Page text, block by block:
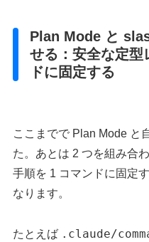
Plan Mode と
せる：安全な定型
ドに固定する
ここまでで Plan Mode と
た。あとは 2 つを組み合
手順を 1 コマンドに固定
なります。
たとえば .claude/